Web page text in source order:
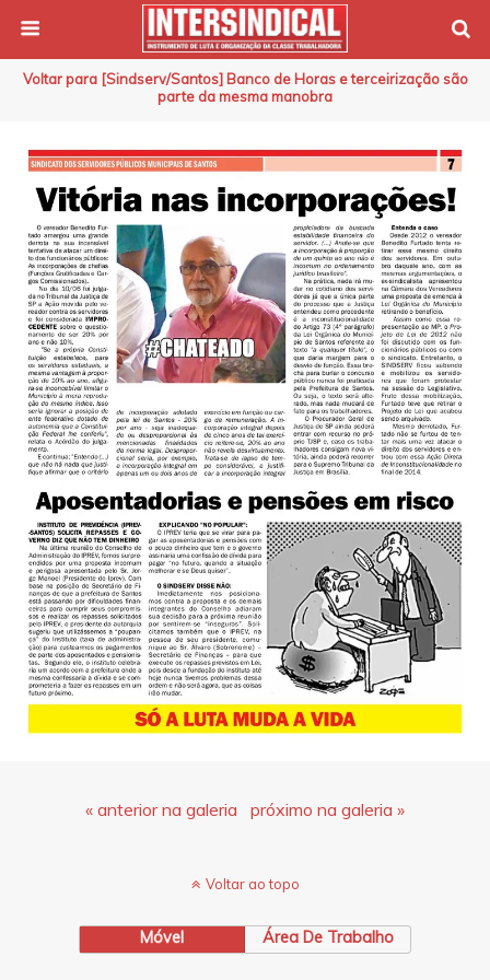
Voltar para [Sindserv/Santos] Banco de Horas e terceirização são
parte da mesma manobra
« anterior na galeria próximo na galeria »
Voltar ao topo
Móvel Área De Trabalho